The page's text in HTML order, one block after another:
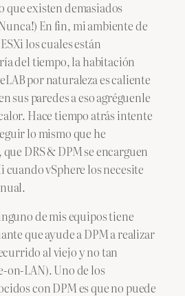
que existen demasiados
En fin, mi ambiente de
los cuales están
del tiempo, la habitación
por naturaleza es caliente
sus paredes a eso agréguenle
Hace tiempo atrás intente
lo mismo que he
DRS & DPM se encarguen
cuando vSphere los necesite
de mis equipos tiene
que ayude a DPM a realizar
al viejo y no tan
on-LAN). Uno de los
con DPM es que no puede